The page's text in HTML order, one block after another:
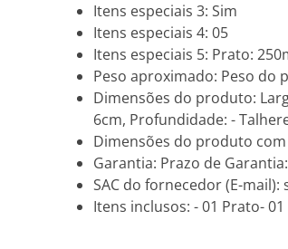
Itens especiais 3: Sim
Itens especiais 4: 05
Itens especiais 5: Prato:
Peso aproximado: Peso do
Dimensões do produto:
6cm, Profundidade: -
Dimensões do produto
Garantia: Prazo de
SAC do fornecedor (E-
Itens inclusos: - 01 Prato-